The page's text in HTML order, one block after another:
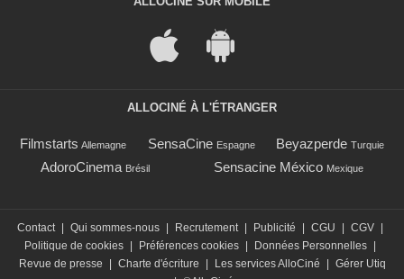
ALLOCINÉ À L'ÉTRANGER
Filmstarts Allemagne SensaCine Espagne Beyazperde Turquie
AdoroCinema Brésil Sensacine México Mexique
Contact Qui sommes-nous Recrutement Publicité CGU CGV
Politique de cookies
Préférences cookies Données Personnelles
Revue de presse
Charte d'écriture Les services AlloCiné
Gérer Utiq